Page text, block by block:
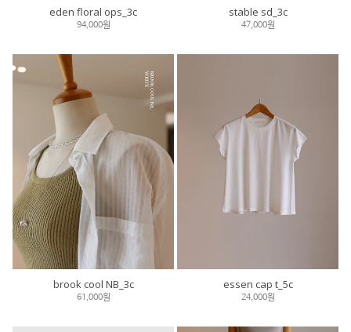
eden floral ops_3c
94,000원
stable sd_3c
47,000원
brook cool NB_3c
61,000원
essen cap t_5c
24,000원